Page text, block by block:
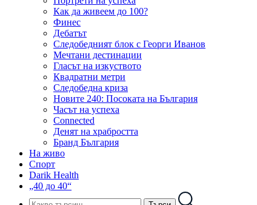
Как да живеем до 100?
Финес
Дебатът
Следобедният блок с Георги Иванов
Мечтани дестинации
Гласът на изкуството
Квадратни метри
Следобедна криза
Новите 240: Посоката на България
Часът на успеха
Connected
Денят на храбростта
Бранд България
На живо
Спорт
Darik Health
„40 до 40“